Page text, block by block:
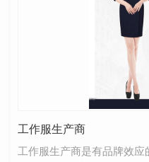
工作服生产商
工作服生产商是有品牌效应